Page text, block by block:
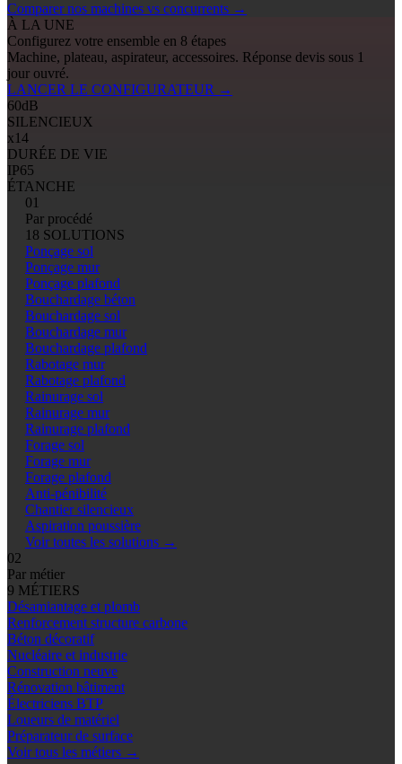
Comparer nos machines vs concurrents →
À LA UNE
Configurez votre ensemble en 8 étapes
Machine, plateau, aspirateur, accessoires. Réponse devis sous 1
jour ouvré.
LANCER LE CONFIGURATEUR →
60dB
SILENCIEUX
x14
DURÉE DE VIE
IP65
ÉTANCHE
01
Par procédé
18 SOLUTIONS
Ponçage sol
Ponçage mur
Ponçage plafond
Bouchardage béton
Bouchardage sol
Bouchardage mur
Bouchardage plafond
Rabotage mur
Rabotage plafond
Rainurage sol
Rainurage mur
Rainurage plafond
Forage sol
Forage mur
Forage plafond
Anti-pénibilité
Chantier silencieux
Aspiration poussière
Voir toutes les solutions →
02
Par métier
9 MÉTIERS
Désamiantage et plomb
Renforcement structure carbone
Béton décoratif
Nucléaire et industrie
Construction neuve
Rénovation bâtiment
Électriciens BTP
Loueurs de matériel
Préparateur de surface
Voir tous les métiers →